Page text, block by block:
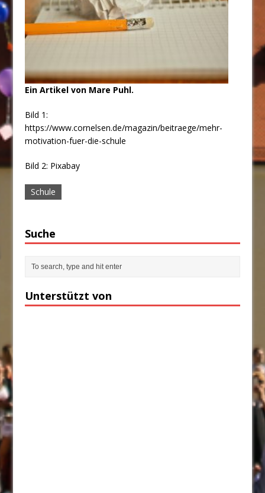
Ein Artikel von Mare Puhl.
Bild 1:
https://www.cornelsen.de/magazin/beitraege/mehr-
motivation-fuer-die-schule
Bild 2: Pixabay
Schule
Suche
Unterstützt von